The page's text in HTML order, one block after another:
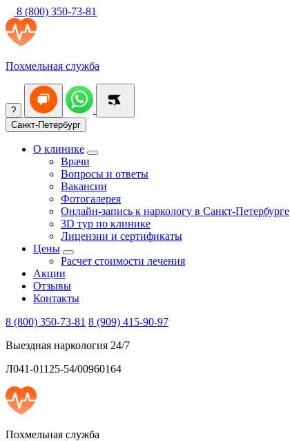
8 (800) 350-73-81
Похмельная служба
?
Санкт-Петербург
О клинике
Врачи
Вопросы и ответы
Вакансии
Фотогалерея
Онлайн-запись к наркологу в Санкт-Петербурге
3D тур по клинике
Лицензии и сертификаты
Цены
Расчет стоимости лечения
Акции
Отзывы
Контакты
8 (800) 350-73-81 8 (909) 415-90-97
Выездная наркология 24/7
Л041-01125-54/00960164
Похмельная служба